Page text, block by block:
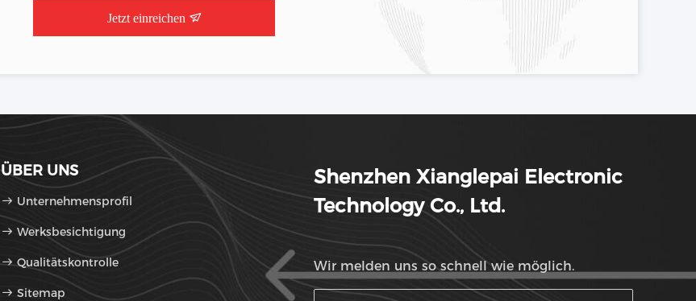
Jetzt einreichen
ÜBER UNS
Unternehmensprofil
Werksbesichtigung
Qualitätskontrolle
Sitemap
Shenzhen Xianglepai Electronic
Technology Co., Ltd.
Wir melden uns so schnell wie möglich.